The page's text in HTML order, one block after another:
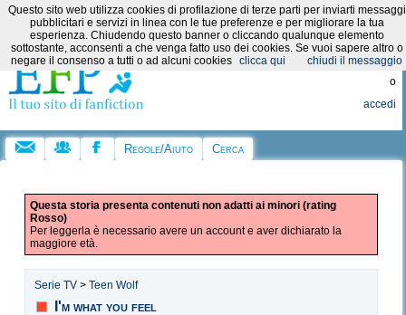
Categorie:
Registrati
o
accedi
Regole/Aiuto Cerca
Questa storia presenta contenuti non adatti ai minori (rating
Rosso)
Per leggerla è necessario avere un account e aver dichiarato la
maggiore età.
Serie TV > Teen Wolf
I'm what you feel
Questo sito web utilizza cookies di profilazione di terze parti per inviarti messaggi
pubblicitari e servizi in linea con le tue preferenze e per migliorare la tua
esperienza. Chiudendo questo banner o cliccando qualunque elemento
sottostante, acconsenti a che venga fatto uso dei cookies. Se vuoi sapere altro o
negare il consenso a tutti o ad alcuni cookies clicca qui chiudi il messaggio